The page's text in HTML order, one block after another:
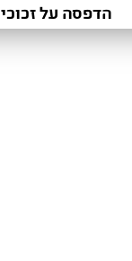
הדפסה על